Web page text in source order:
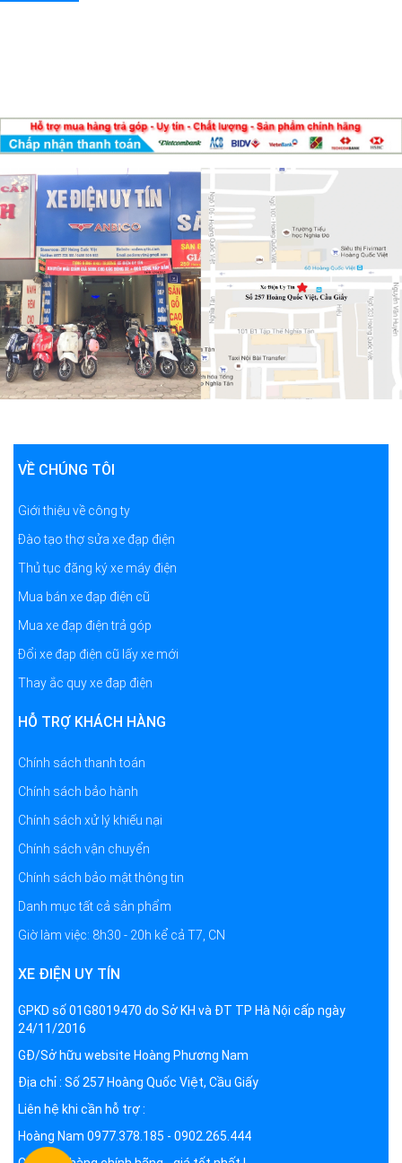
VỀ CHÚNG TÔI
Giới thiệu về công ty
Đào tạo thợ sửa xe đạp điện
Thủ tục đăng ký xe máy điện
Mua bán xe đạp điện cũ
Mua xe đạp điện trả góp
Đổi xe đạp điện cũ lấy xe mới
Thay ắc quy xe đạp điện
HỖ TRỢ KHÁCH HÀNG
Chính sách thanh toán
Chính sách bảo hành
Chính sách xử lý khiếu nại
Chính sách vận chuyển
Chính sách bảo mật thông tin
Danh mục tất cả sản phẩm
Giờ làm việc: 8h30 - 20h kể cả T7, CN
XE ĐIỆN UY TÍN
GPKD số 01G8019470 do Sở KH và ĐT TP Hà Nội cấp ngày
24/11/2016
GĐ/Sở hữu website Hoàng Phương Nam
Địa chỉ : Số 257 Hoàng Quốc Việt, Cầu Giấy
Liên hệ khi cần hỗ trợ :
Hoàng Nam 0977.378.185 - 0902.265.444